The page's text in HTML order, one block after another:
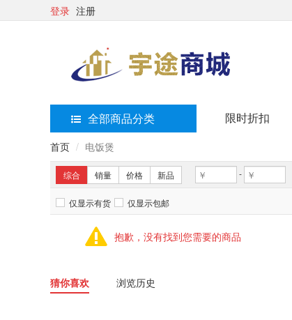
登录 注册
全部商品分类 限时折扣
首页 电饭煲
综合 销量 价格 新品 -
仅显示有货 仅显示包邮
抱歉，没有找到您需要的商品
猜你喜欢 浏览历史